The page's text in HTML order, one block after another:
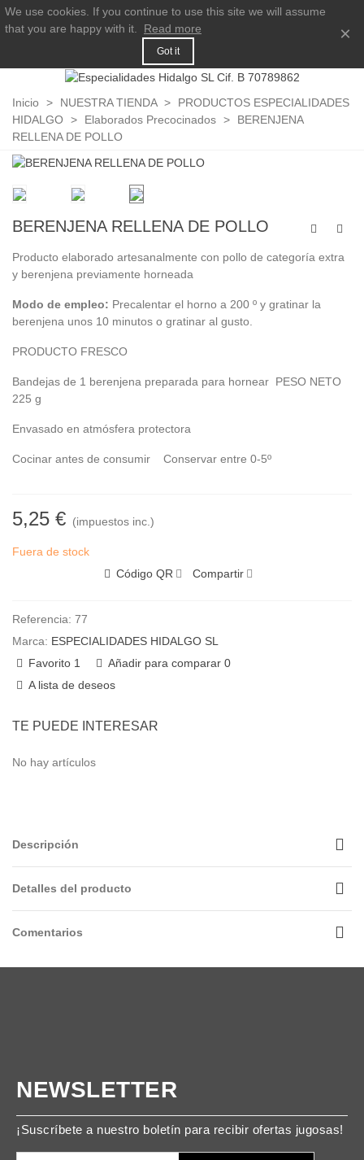
We use cookies. If you continue to use this site we will assume
that you are happy with it.
Read more
Got it
×
Inicio > NUESTRA TIENDA >
PRODUCTOS ESPECIALIDADES
HIDALGO > Elaborados Precocinados >
BERENJENA
RELLENA DE POLLO
BERENJENA RELLENA DE POLLO
Producto elaborado artesanalmente con pollo de categoría extra
y berenjena previamente horneada
Modo de empleo: Precalentar el horno a 200 º y gratinar la
berenjena unos 10 minutos o gratinar al gusto.
PRODUCTO FRESCO
Bandejas de 1 berenjena preparada para hornear PESO NETO
225 g
Envasado en atmósfera protectora
Cocinar antes de consumir Conservar entre 0-5º
5,25 € (impuestos inc.)
Fuera de stock
Código QR
Compartir
Referencia: 77
Marca: ESPECIALIDADES HIDALGO SL
Favorito 1 Añadir para comparar 0
A lista de deseos
TE PUEDE INTERESAR
No hay artículos
Descripción
Detalles del producto
Comentarios
NEWSLETTER
¡Suscríbete a nuestro boletín para recibir ofertas jugosas!